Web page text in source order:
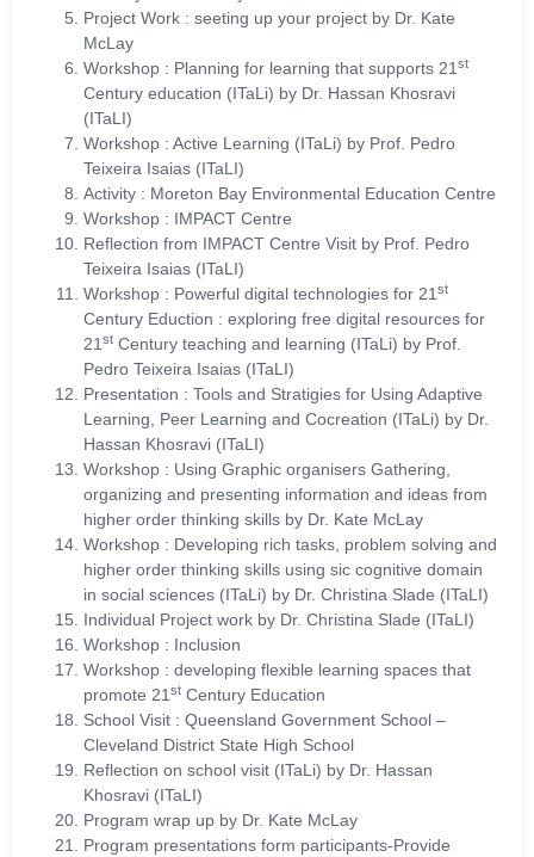
Project Work : seeting up your project by Dr. Kate
McLay
Workshop : Planning for learning that supports 21 st
Century education (ITaLi) by Dr. Hassan Khosravi
(ITaLI)
Workshop : Active Learning (ITaLi) by Prof. Pedro
Teixeira Isaias (ITaLI)
Activity : Moreton Bay Environmental Education Centre
Workshop : IMPACT Centre
Reflection from IMPACT Centre Visit by Prof. Pedro
Teixeira Isaias (ITaLI)
Workshop : Powerful digital technologies for 21 st
Century Eduction : exploring free digital resources for
21 st Century teaching and learning (ITaLi) by Prof.
Pedro Teixeira Isaias (ITaLI)
Presentation : Tools and Stratigies for Using Adaptive
Learning, Peer Learning and Cocreation (ITaLi) by Dr.
Hassan Khosravi (ITaLI)
Workshop : Using Graphic organisers Gathering,
organizing and presenting information and ideas from
higher order thinking skills by Dr. Kate McLay
Workshop : Developing rich tasks, problem solving and
higher order thinking skills using sic cognitive domain
in social sciences (ITaLi) by Dr. Christina Slade (ITaLI)
Individual Project work by Dr. Christina Slade (ITaLI)
Workshop : Inclusion
Workshop : developing flexible learning spaces that
promote 21 st Century Education
School Visit : Queensland Government School –
Cleveland District State High School
Reflection on school visit (ITaLi) by Dr. Hassan
Khosravi (ITaLI)
Program wrap up by Dr. Kate McLay
Program presentations form participants-Provide